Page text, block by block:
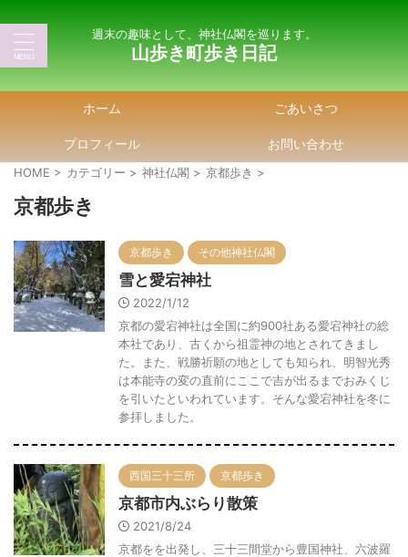
週末の趣味として、神社仏閣を巡ります。
山歩き町歩き日記
ホーム ごあいさつ
プロフィール お問い合わせ
HOME > カテゴリー > 神社仏閣 > 京都歩き >
京都歩き
京都歩き その他神社仏閣
雪と愛宕神社
2022/1/12
京都の愛宕神社は全国に約900社ある愛宕神社の総
本社であり、古くから祖霊神の地とされてきまし
た。また、戦勝祈願の地としても知られ、明智光秀
は本能寺の変の直前にここで吉が出るまでおみくじ
を引いたといわれています。そんな愛宕神社を冬に
参拝しました。
西国三十三所 京都歩き
京都市内ぶらり散策
2021/8/24
京都をを出発し、三十三間堂から豊国神社、六波羅